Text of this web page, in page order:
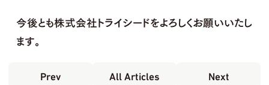
今後とも株式会社トライシードをよろしくお願いいたし
ます。
Prev All Articles Next